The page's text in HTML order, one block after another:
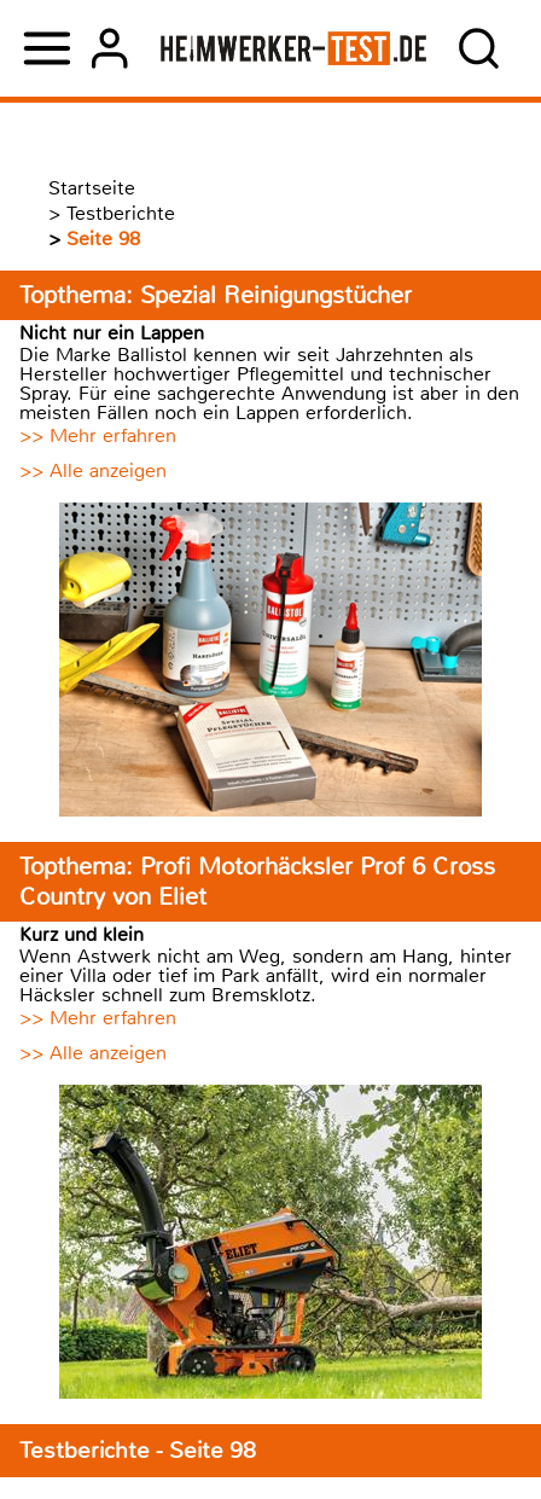
Startseite
> Testberichte
> Seite 98
Topthema: Spezial Reinigungstücher
Nicht nur ein Lappen
Die Marke Ballistol kennen wir seit Jahrzehnten als
Hersteller hochwertiger Pflegemittel und technischer
Spray. Für eine sachgerechte Anwendung ist aber in den
meisten Fällen noch ein Lappen erforderlich.
>> Mehr erfahren
>> Alle anzeigen
Topthema: Profi Motorhäcksler Prof 6 Cross
Country von Eliet
Kurz und klein
Wenn Astwerk nicht am Weg, sondern am Hang, hinter
einer Villa oder tief im Park anfällt, wird ein normaler
Häcksler schnell zum Bremsklotz.
>> Mehr erfahren
>> Alle anzeigen
Testberichte - Seite 98